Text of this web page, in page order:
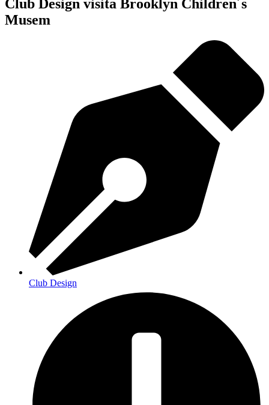
Club Design visita Brooklyn Children´s
Musem
Club Design